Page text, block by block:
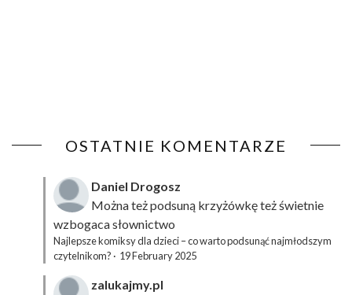
OSTATNIE KOMENTARZE
Daniel Drogosz
Można też podsuną krzyżówkęteż świetnie
wzbogaca słownictwo
Najlepsze komiksy dla dzieci – co warto podsunąć najmłodszym
czytelnikom? · 19 February 2025
zalukajmy.pl